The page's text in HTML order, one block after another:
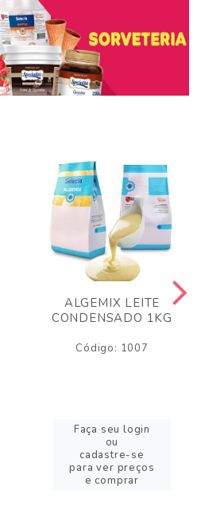
ALGEMIX LEITE
CONDENSADO 1KG
Código: 1007
Faça seu login
ou
cadastre-se
para ver preços
e comprar